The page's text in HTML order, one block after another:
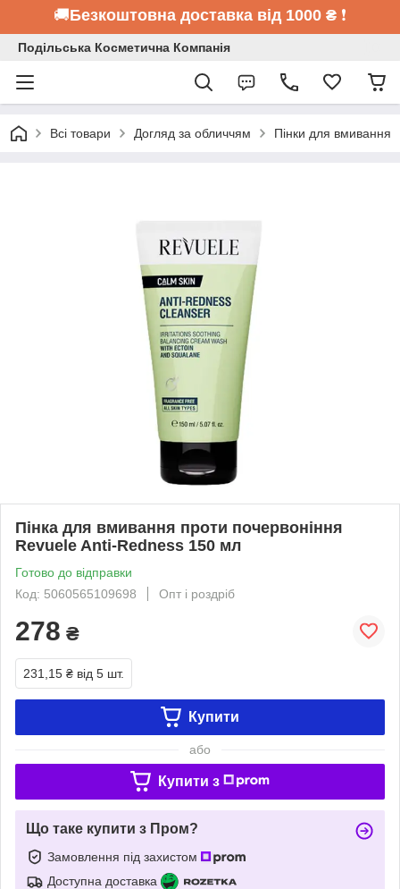
🚚Безкоштовна доставка від 1000 ₴ ❗
Подільська Косметична Компанія
Всі товари Догляд за обличчям Пінки для вмивання
Пінка для вмивання проти почервоніння
Revuele Anti-Redness 150 мл
Готово до відправки
Код: 5060565109698
Опт і роздріб
278 ₴
231,15 ₴ від 5 шт.
Купити
або
Купити з
Що таке купити з Пром?
Замовлення під захистом
Доступна доставка